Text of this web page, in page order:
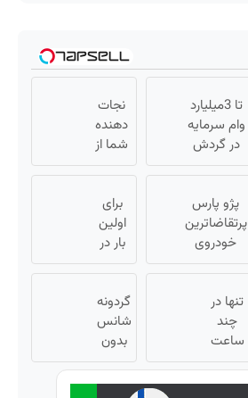
تا 3میلیارد
وام سرمایه
در گردش
فروشندگان
فروشگاهت
رو ثبت کن
نجات
دهنده
شما از
پیری!
جوانساز
جلبک50%تخفیف
پژو پارس
پرتقاضاترین
خودروی
ایران | برای
فرصت رو از
دست نده!
برای
اولین
بار در
ایران
این
دکتر
کرم
ترمیم
کننده
تنها در
چند
ساعت
و با
یکبار
گردونه
شانس
بدون
پوچ از
PS5 تا